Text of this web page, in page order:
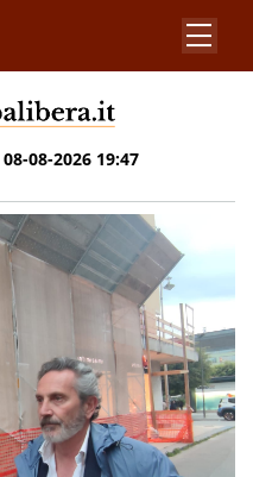
08-08-2026 19:47